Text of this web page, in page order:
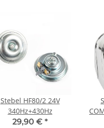
Stebel HF80/2 24V
340Hz+430Hz
29,90 € *